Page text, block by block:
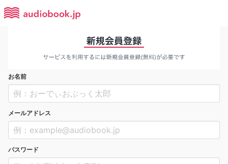
お名前
メールアドレス
パスワード